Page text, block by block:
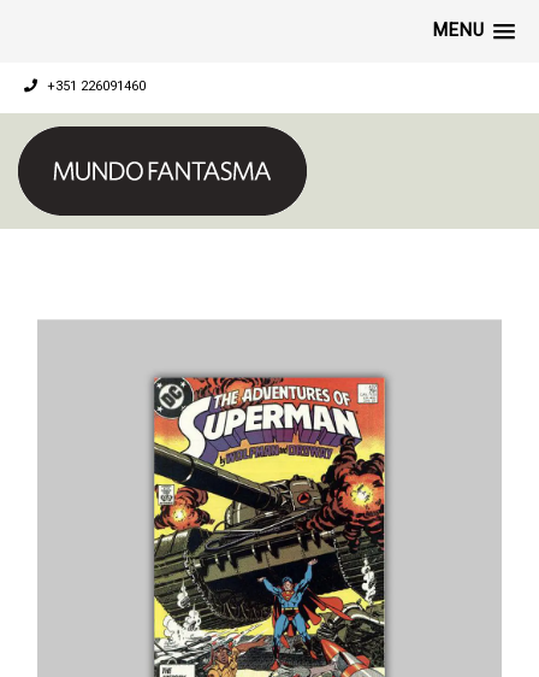
MENU
+351 226091460